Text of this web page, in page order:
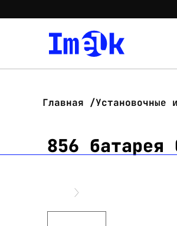
Главная Установочные
856 батарея